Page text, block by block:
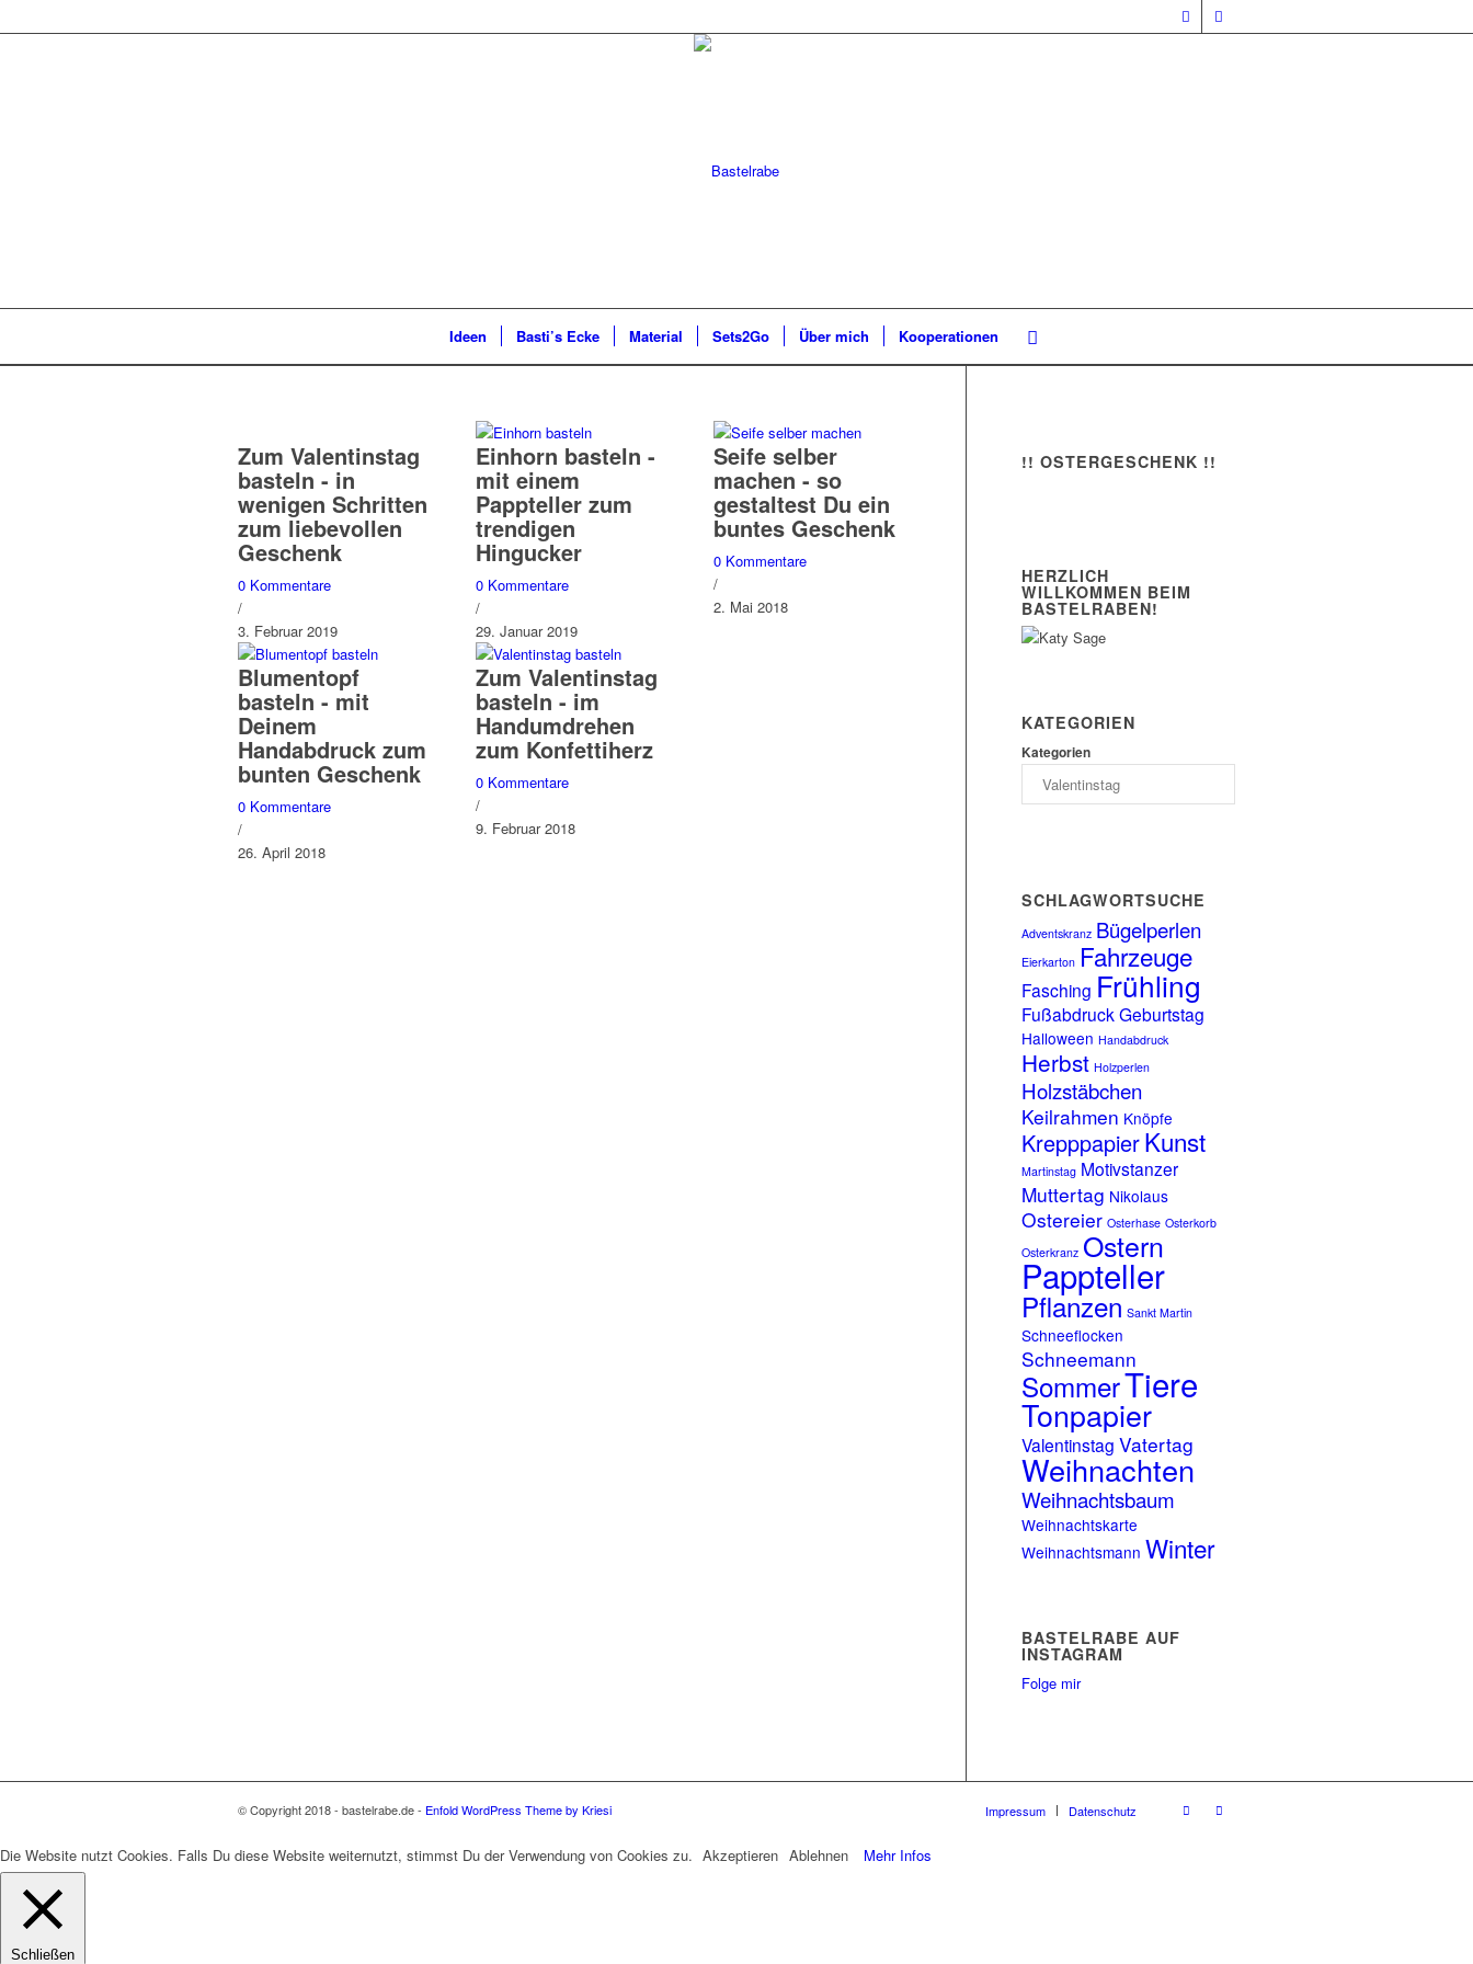
Ideen Basti’s Ecke Material Sets2Go Über mich Kooperationen
Zum Valentinstag
basteln - in
wenigen Schritten
zum liebevollen
Geschenk
0 Kommentare
/
3. Februar 2019
Einhorn basteln -
mit einem
Pappteller zum
trendigen
Hingucker
0 Kommentare
/
29. Januar 2019
Seife selber
machen - so
gestaltest Du ein
buntes Geschenk
0 Kommentare
/
2. Mai 2018
Blumentopf
basteln - mit
Deinem
Handabdruck zum
bunten Geschenk
0 Kommentare
/
26. April 2018
Zum Valentinstag
basteln - im
Handumdrehen
zum Konfettiherz
0 Kommentare
/
9. Februar 2018
!! OSTERGESCHENK !!
HERZLICH
WILLKOMMEN BEIM
BASTELRABEN!
KATEGORIEN
Kategorien
SCHLAGWORTSUCHE
Adventskranz Bügelperlen
Eierkarton Fahrzeuge
Fasching Frühling
Fußabdruck Geburtstag
Halloween Handabdruck
Herbst Holzperlen
Holzstäbchen
Keilrahmen Knöpfe
KrepppapierKunst
Martinstag Motivstanzer
Muttertag Nikolaus
Ostereier Osterhase Osterkorb
Osterkranz Ostern
Pappteller
Pflanzen Sankt Martin
Schneeflocken
Schneemann
SommerTiere
Tonpapier
Valentinstag Vatertag
Weihnachten
Weihnachtsbaum
Weihnachtskarte
Weihnachtsmann Winter
BASTELRABE AUF
INSTAGRAM
Folge mir
© Copyright 2018 - bastelrabe.de - Enfold WordPress Theme by Kriesi Impressum Datenschutz
Die Website nutzt Cookies. Falls Du diese Website weiternutzt, stimmst Du der Verwendung von Cookies zu. Akzeptieren Ablehnen Mehr Infos
Schließen